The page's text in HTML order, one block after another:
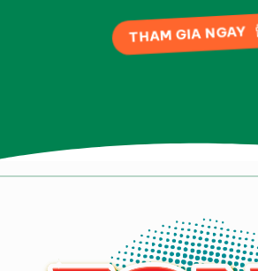
THAM GIA NGAY